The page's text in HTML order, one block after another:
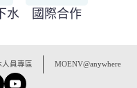
水 國際合作
人員專區 MOENV@anywhere